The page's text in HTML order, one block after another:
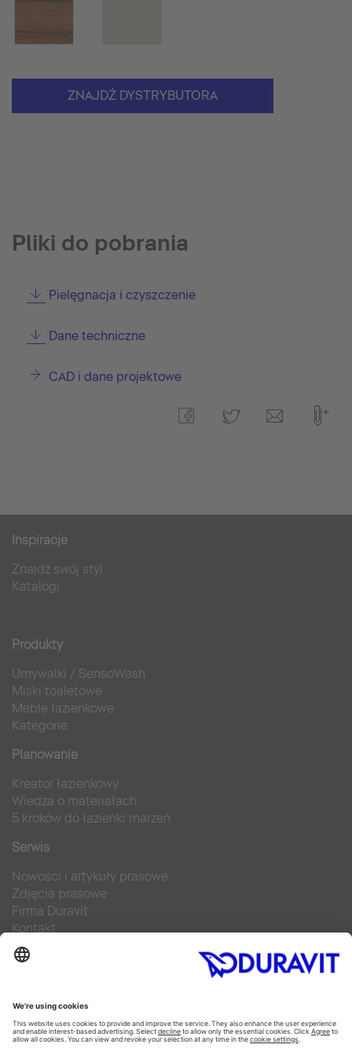
ZNAJDŹ DYSTRYBUTORA
Pliki do pobrania
Pielęgnacja i czyszczenie
Dane techniczne
CAD i dane projektowe
Inspiracje
Znajdź swój styl
Katalogi
Produkty
Umywalki / SensoWash
Miski toaletowe
Meble łazienkowe
Kategorie
Planowanie
Kreator łazienkowy
Wiedza o materiałach
5 kroków do łazienki marzeń
Serwis
Nowości i artykuły prasowe
Zdjęcia prasowe
Firma Duravit
Kontakt
Najczęściej zadawane pytania
Facebook
Instagram
Pinterest
Blog